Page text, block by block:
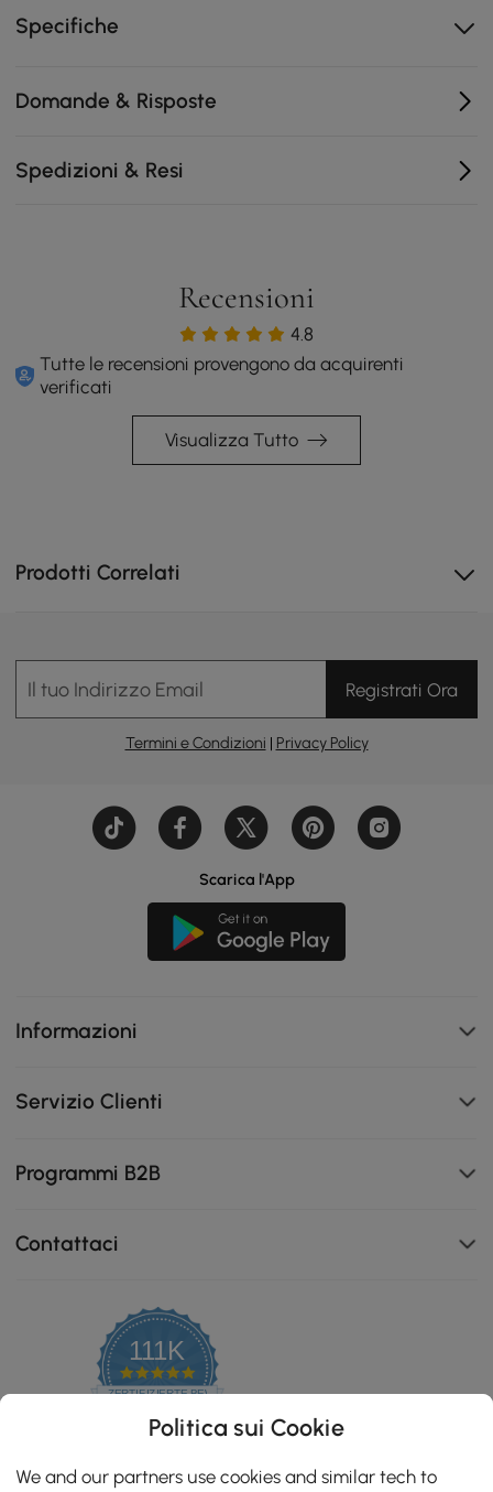
calore, macchie e graffi.
Tre cassetti con chiusura ammortizzata offrono un
moderna, trasformando un semplice mobile in
un'opera d'arte decorativa.
Specifiche
Domande & Risposte
Spedizioni & Resi
Recensioni
4.8
Tutte le recensioni provengono da acquirenti
verificati
Visualizza Tutto
Prodotti Correlati
Il tuo Indirizzo Email Registrati Ora
Termini e Condizioni | Privacy Policy
Scarica l'App
Informazioni
Servizio Clienti
Programmi B2B
Contattaci
111K
4.8
star
ZERTIFIZIERTE BEWERTUNGEN
Politica sui Cookie
We and our partners use cookies and similar tech to